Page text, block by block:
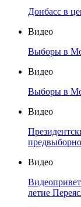
Донбасс в
Видео
Выборы в
Видео
Выборы в
Видео
Видео
летие